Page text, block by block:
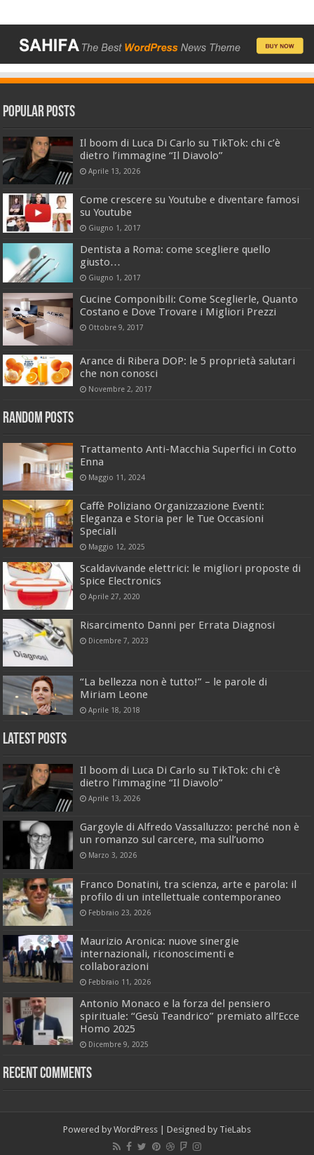
Popular Posts
Il boom di Luca Di Carlo su TikTok: chi c’è
dietro l’immagine “Il Diavolo”
Aprile 13, 2026
Come crescere su Youtube e diventare famosi
su Youtube
Giugno 1, 2017
Dentista a Roma: come scegliere quello
giusto…
Giugno 1, 2017
Cucine Componibili: Come Sceglierle, Quanto
Costano e Dove Trovare i Migliori Prezzi
Ottobre 9, 2017
Arance di Ribera DOP: le 5 proprietà salutari
che non conosci
Novembre 2, 2017
Random Posts
Trattamento Anti-Macchia Superfici in Cotto
Enna
Maggio 11, 2024
Caffè Poliziano Organizzazione Eventi:
Eleganza e Storia per le Tue Occasioni
Speciali
Maggio 12, 2025
Scaldavivande elettrici: le migliori proposte di
Spice Electronics
Aprile 27, 2020
Risarcimento Danni per Errata Diagnosi
Dicembre 7, 2023
“La bellezza non è tutto!” – le parole di
Miriam Leone
Aprile 18, 2018
Latest Posts
Il boom di Luca Di Carlo su TikTok: chi c’è
dietro l’immagine “Il Diavolo”
Aprile 13, 2026
Gargoyle di Alfredo Vassalluzzo: perché non è
un romanzo sul carcere, ma sull’uomo
Marzo 3, 2026
Franco Donatini, tra scienza, arte e parola: il
profilo di un intellettuale contemporaneo
Febbraio 23, 2026
Maurizio Aronica: nuove sinergie
internazionali, riconoscimenti e
collaborazioni
Febbraio 11, 2026
Antonio Monaco e la forza del pensiero
spirituale: “Gesù Teandrico” premiato all’Ecce
Homo 2025
Dicembre 9, 2025
Recent Comments
Powered by WordPress | Designed by TieLabs